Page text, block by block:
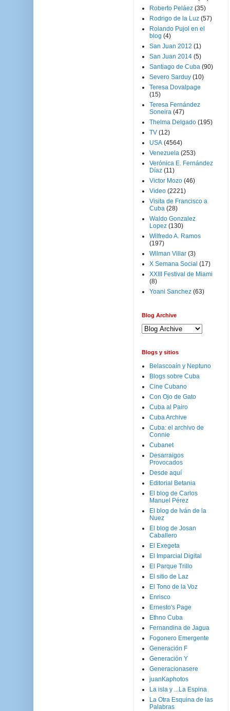
Roberto Peláez (35)
Rodrigo de la Luz (57)
Rolando Pujol en el
blog (4)
San Juan 2012 (1)
San Juan 2014 (5)
Santiago de Cuba (90)
Severo Sarduy (10)
Teresa Dovalpage
(15)
Teresa Fernández
Soneira (47)
Thelma Delgado (195)
TV (12)
USA (4564)
Venezuela (253)
Verónica E. Fernández
Díaz (11)
Victor Mozo (46)
Video (2221)
Visita de Francisco a
Cuba (28)
Waldo Gonzalez
Lopez (130)
Wilfredo A. Ramos
(197)
Wilman Villar (3)
X Semana Social (17)
XXIII Festival de Miami
(8)
Yoani Sanchez (63)
Blog Archive
Blogs y sitios
Belascoaín y Neptuno
Blogs sobre Cuba
Cine Cubano
Con Ojo de Gato
Cuba al Pairo
Cuba Archive
Cuba: el archivo de
Connie
Cubanet
Desarraigos
Provocados
Desde aquí
Editorial Betania
El blog de Carlos
Manuel Pérez
El blog de Iván de la
Nuez
El blog de Josan
Caballero
El Exegeta
El Imparcial Digital
El Parque Trillo
El sitio de Laz
El Tono de la Voz
Enrisco
Ernesto's Page
Ethno Cuba
Fernandina de Jagua
Fogonero Emergente
Generación F
Generación Y
Generacionasere
juanKaphotos
La isla y ...La Espina
La Otra Esquina de las
Palabras